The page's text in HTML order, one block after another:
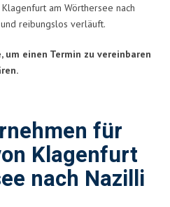
am Wörthersee nach
reibungslos verläuft.
um einen Termin zu vereinbaren
für
Klagenfurt
nach Nazilli